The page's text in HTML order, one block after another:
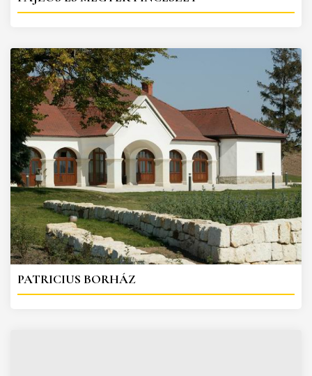
PATRICIUS BORHÁZ